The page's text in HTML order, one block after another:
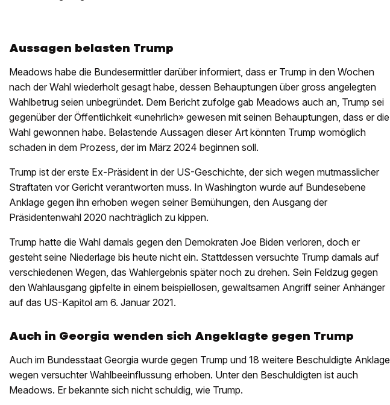
Aussagen belasten Trump
Meadows habe die Bundesermittler darüber informiert, dass er Trump in den Wochen
nach der Wahl wiederholt gesagt habe, dessen Behauptungen über gross angelegten
Wahlbetrug seien unbegründet. Dem Bericht zufolge gab Meadows auch an, Trump sei
gegenüber der Öffentlichkeit «unehrlich» gewesen mit seinen Behauptungen, dass er die
Wahl gewonnen habe. Belastende Aussagen dieser Art könnten Trump womöglich
schaden in dem Prozess, der im März 2024 beginnen soll.
Trump ist der erste Ex-Präsident in der US-Geschichte, der sich wegen mutmasslicher
Straftaten vor Gericht verantworten muss. In Washington wurde auf Bundesebene
Anklage gegen ihn erhoben wegen seiner Bemühungen, den Ausgang der
Präsidentenwahl 2020 nachträglich zu kippen.
Trump hatte die Wahl damals gegen den Demokraten Joe Biden verloren, doch er
gesteht seine Niederlage bis heute nicht ein. Stattdessen versuchte Trump damals auf
verschiedenen Wegen, das Wahlergebnis später noch zu drehen. Sein Feldzug gegen
den Wahlausgang gipfelte in einem beispiellosen, gewaltsamen Angriff seiner Anhänger
auf das US-Kapitol am 6. Januar 2021.
Auch in Georgia wenden sich Angeklagte gegen Trump
Auch im Bundesstaat Georgia wurde gegen Trump und 18 weitere Beschuldigte Anklage
wegen versuchter Wahlbeeinflussung erhoben. Unter den Beschuldigten ist auch
Meadows. Er bekannte sich nicht schuldig, wie Trump.